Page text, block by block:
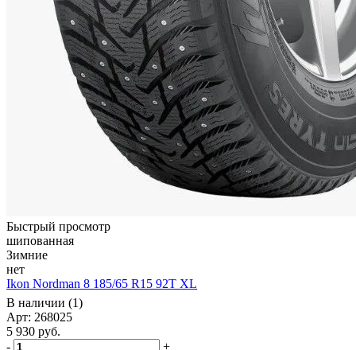
Быстрый просмотр
шипованная
Зимние
нет
Ikon Nordman 8 185/65 R15 92T XL
В наличии (1)
Арт: 268025
5 930 руб.
-
+